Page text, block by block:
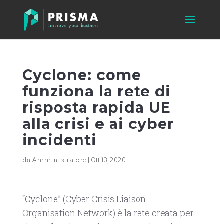
Cyclone: come
funziona la rete di
risposta rapida UE
alla crisi e ai cyber
incidenti
daAmministratore | Ott 13, 2020
“Cyclone” (Cyber Crisis Liaison
Organisation Network) è la rete creata per